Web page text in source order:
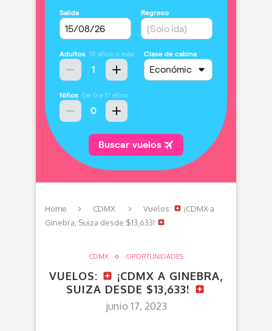
Home CDMX Vuelos:
¡CDMX a
Ginebra, Suiza desde $13,633!
CDMX OPORTUNIDADES
VUELOS:
¡CDMX A GINEBRA,
SUIZA DESDE $13,633!
junio 17, 2023